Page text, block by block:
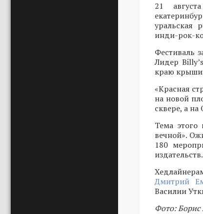
21
уральская
инди-рок-
Фестиваль
Лидер
краю
«Красная
на новой
сквере, а
Тема этого
вечной».
180
издательств.
Дмитрий
Василии
Фото: Борис